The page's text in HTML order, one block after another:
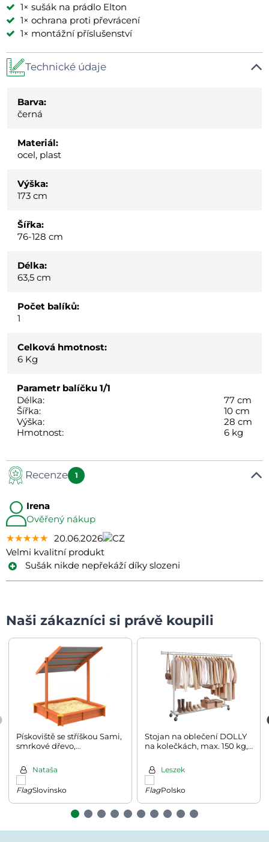
1× sušák na prádlo Elton
1× ochrana proti převrácení
1× montážní příslušenství
Technické údaje
Barva:
černá
Materiál:
ocel, plast
Výška:
173 cm
Šířka:
76-128 cm
Délka:
63,5 cm
Počet balíků:
1
Celková hmotnost:
6 Kg
Parametr balíčku 1/1
Délka:
77 cm
Šířka:
10 cm
Výška:
28 cm
Hmotnost:
6 kg
Recenze 1
Irena
Ověřený nákup
★★★★★
★★★★★
★★★★★ 20.06.2026
Velmi kvalitní produkt
Sušák nikde nepřekáží díky slozeni
Naši zákazníci si právě koupili
Pískoviště se stříškou Sami,
smrkové dřevo,
Nataša
Slovinsko
Stojan na oblečení DOLLY
na kolečkách, max. 150 kg,
stříbrnáLeszek
Polsko